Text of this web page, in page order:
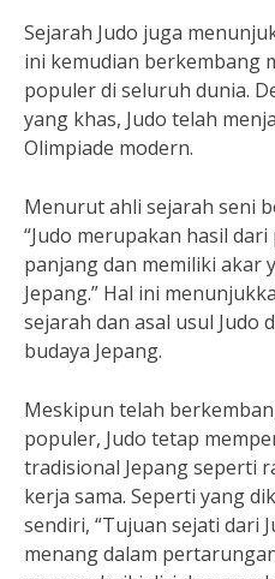
Sejarah Judo juga
ini kemudian berkembang
populer di seluruh dunia.
yang khas, Judo telah
Olimpiade modern.
Menurut ahli sejarah seni
“Judo merupakan hasil
panjang dan memiliki akar
Jepang.” Hal ini
sejarah dan asal usul Judo
budaya Jepang.
Meskipun telah
populer, Judo tetap
tradisional Jepang seperti
kerja sama. Seperti yang
sendiri, “Tujuan sejati dari
menang dalam